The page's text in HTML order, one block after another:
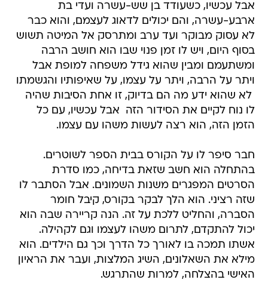
אבל עכשיו, כשעודד בן שש-עשרה ועדי בת
ארבע-עשרה, והם יכולים לדאוג לעצמם, והוא כבר
לא עסוק מבוקר ועד ערב ומתרסק אל המיטה תשוש
בסוף היום, ויש לו זמן פנוי שבו הוא חושב הרבה
ומשתעמם ומבין שהוא גידל משפחה למופת אבל
ויתר על הרבה, ויתר על עצמו, על שאיפותיו והגשמתו
 לא שהוא ידע מה הם בדיוק, זו אחת הסיבות שהיה
לו נוח לקיים את הסידור הזה  אבל עכשיו, עם כל
הזמן הזה, הוא רצה לעשות משהו עם עצמו.
חבר סיפר לו על הקורס בבית הספר לשוטרים.
בהתחלה הוא חשב שזאת בדיחה, כמו סדרת
הסרטים המפגרים משנות השמונים. אבל הסתבר לו
שזה רציני. הוא הלך לבקר בקורס, קיבל חומר
הסברה, והחליט ללכת על זה. הנה קריירה שבה הוא
יכול להתקדם, לתרום משהו לעצמו וגם לקהילה.
אשתו תמכה בו לאורך כל הדרך וכך גם הילדים. הוא
מילא את השאלונים, השיג המלצות, ועבר את הראיון
האישי בהצלחה, למרות שהתרגש.